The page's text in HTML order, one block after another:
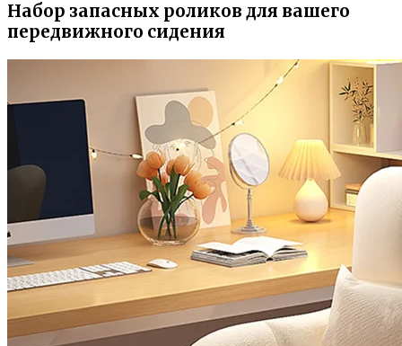
Набор запасных роликов для вашего
передвижного сидения